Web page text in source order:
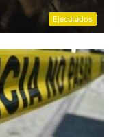
Ejecutados